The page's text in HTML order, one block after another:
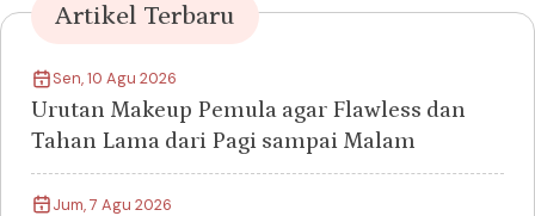
Artikel Terbaru
Sen, 10 Agu 2026
Urutan Makeup Pemula agar Flawless dan
Tahan Lama dari Pagi sampai Malam
Jum, 7 Agu 2026